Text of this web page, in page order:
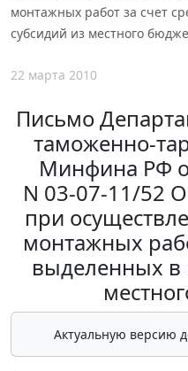
монтажных работ за счет
субсидий из местного
22 марта 2010
Письмо
таможенно-
Минфина РФ
N 03-07-11/52
при
монтажных
выделенных в
Актуальную версию